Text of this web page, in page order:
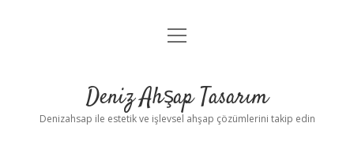
Anasayfa
Yasal Uyarı
menüyü
Deniz Ahşap Tasarım
Denizahsap ile estetik ve işlevsel ahşap çözümlerini takip edin